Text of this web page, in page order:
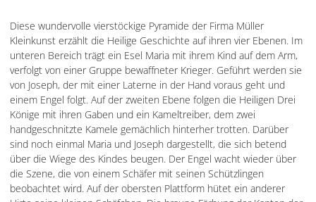
Diese wundervolle vierstöckige Pyramide der Firma Müller
Kleinkunst erzählt die Heilige Geschichte auf ihren vier Ebenen. Im
unteren Bereich trägt ein Esel Maria mit ihrem Kind auf dem Arm,
verfolgt von einer Gruppe bewaffneter Krieger. Geführt werden sie
von Joseph, der mit einer Laterne in der Hand voraus geht und
einem Engel folgt. Auf der zweiten Ebene folgen die Heiligen Drei
Könige mit ihren Gaben und ein Kameltreiber, dem zwei
handgeschnitzte Kamele gemächlich hinterher trotten. Darüber
sind noch einmal Maria und Joseph dargestellt, die sich betend
über die Wiege des Kindes beugen. Der Engel wacht wieder über
die Szene, die von einem Schäfer mit seinen Schützlingen
beobachtet wird. Auf der obersten Plattform hütet ein anderer